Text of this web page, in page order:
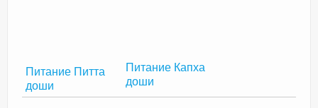
Питание Питта
доши
Питание Капха
доши